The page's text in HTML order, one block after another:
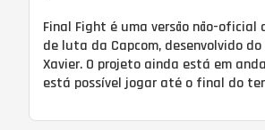
Final Fight é uma versão não-oficial
de luta da Capcom, desenvolvido
Xavier. O projeto ainda está em
está possível jogar até o final do